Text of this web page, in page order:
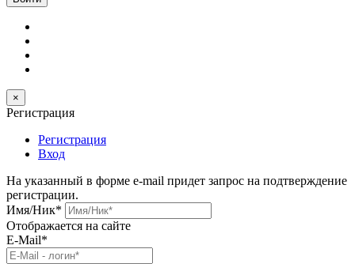
×
Регистрация
Регистрация
Вход
На указанный в форме e-mail придет запрос на подтверждение
регистрации.
Имя/Ник*
Отображается на сайте
E-Mail*